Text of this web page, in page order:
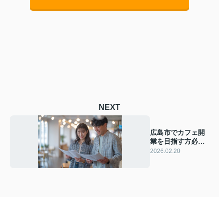
NEXT
広島市でカフェ開
業を目指す方必
見！賃貸物件選び
2026.02.20